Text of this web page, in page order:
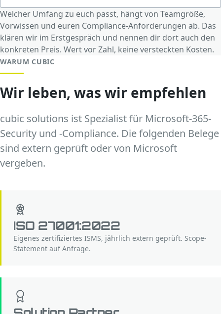
Welcher Umfang zu euch passt, hängt von Teamgröße,
Vorwissen und euren Compliance-Anforderungen ab. Das
klären wir im Erstgespräch und nennen dir dort auch den
konkreten Preis. Wert vor Zahl, keine versteckten Kosten.
WARUM CUBIC
Wir leben, was wir empfehlen
cubic solutions ist Spezialist für Microsoft-365-
Security und -Compliance. Die folgenden Belege
sind extern geprüft oder von Microsoft
vergeben.
ISO 27001:2022
Eigenes zertifiziertes ISMS, jährlich extern geprüft. Scope-
Statement auf Anfrage.